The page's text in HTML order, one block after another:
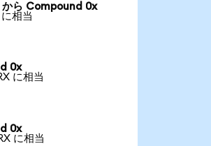
ら Compound 0x
相当
0x
に相当
0x
に相当